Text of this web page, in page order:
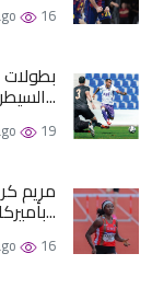
16
السيطرة محلياً وقاري...
19
مريم
بأميركا وتتأهل...
16